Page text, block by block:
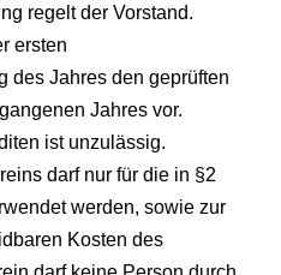
regelt der Vorstand.
ersten
des Jahres den geprüften
Jahres vor.
ist unzulässig.
darf nur für die in §2
werden, sowie zur
Kosten des